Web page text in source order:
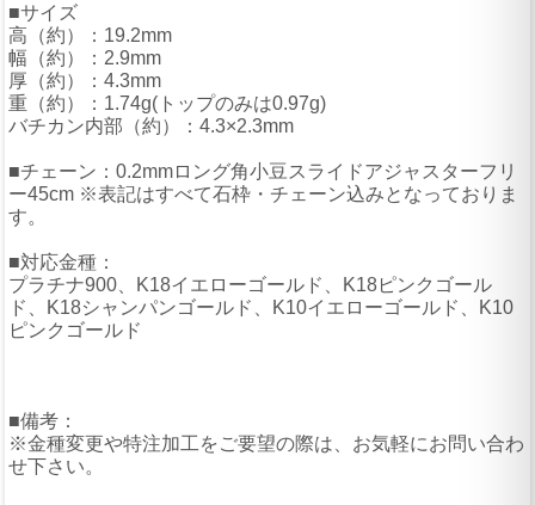
■サイズ
高（約）：19.2mm
幅（約）：2.9mm
厚（約）：4.3mm
重（約）：1.74g(トップのみは0.97g)
バチカン内部（約）：4.3×2.3mm
■チェーン：0.2mmロング角小豆スライドアジャスターフリ
ー45cm ※表記はすべて石枠・チェーン込みとなっておりま
す。
■対応金種：
プラチナ900、K18イエローゴールド、K18ピンクゴール
ド、K18シャンパンゴールド、K10イエローゴールド、K10
ピンクゴールド
■備考：
※金種変更や特注加工をご要望の際は、お気軽にお問い合わ
せ下さい。